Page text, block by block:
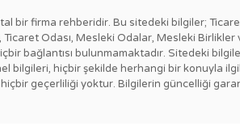
bir firma rehberidir. Bu sitedeki bilgiler;
Odası, Mesleki Odalar, Mesleki
bağlantısı bulunmamaktadır. Sitedeki
bilgileri, hiçbir şekilde herhangi bir konuyla
geçerliliği yoktur. Bilgilerin güncelliği